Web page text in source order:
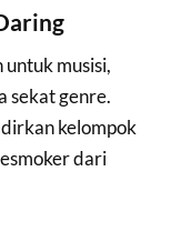
musisi,
sekat genre.
kelompok
dari